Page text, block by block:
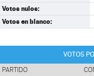
Votos nulos:
Votos en blanco:
VOTOS
PARTIDO